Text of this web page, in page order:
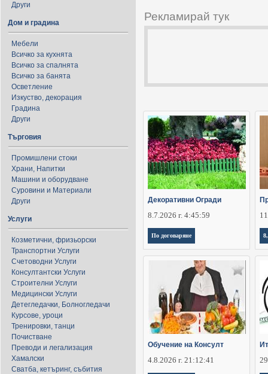
Други
Дом и градина
Мебели
Всичко за кухнята
Всичко за спалнята
Всичко за банята
Осветление
Изкуство, декорация
Градина
Други
Търговия
Промишлени стоки
Храни, Напитки
Машини и оборудване
Суровини и Материали
Други
Услуги
Козметични, фризьорски
Транспортни Услуги
Счетоводни Услуги
Консултантски Услуги
Строителни Услуги
Медицински Услуги
Детегледачки, Болногледачи
Курсове, уроци
Тренировки, танци
Почистване
Преводи и легализация
Хамалски
Сватба, кетъринг, събития
Рекламирай тук
Декоративни Огради
8.7.2026 г. 4:45:59
По договаряне
Обучение на Консулт
4.8.2026 г. 21:12:41